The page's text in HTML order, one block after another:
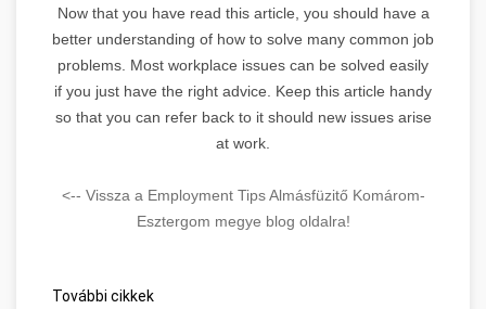
Now that you have read this article, you should have a
better understanding of how to solve many common job
problems. Most workplace issues can be solved easily
if you just have the right advice. Keep this article handy
so that you can refer back to it should new issues arise
at work.
<-- Vissza a Employment Tips Almásfüzitő Komárom-
Esztergom megye blog oldalra!
További cikkek